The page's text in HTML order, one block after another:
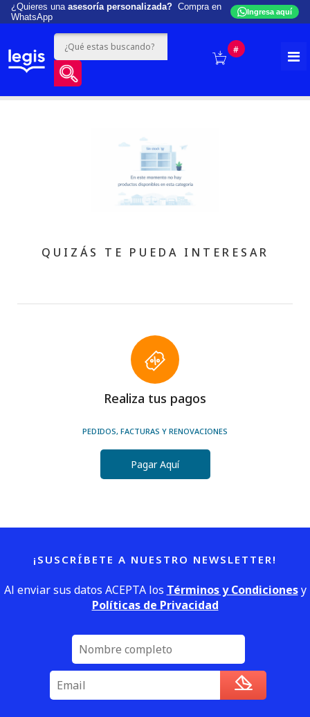
¿Quieres una asesoría personalizada? Compra en
WhatsApp
Ingresa aquí
#
QUIZÁS TE PUEDA INTERESAR
Realiza tus pagos
PEDIDOS, FACTURAS Y RENOVACIONES
Pagar Aquí
¡SUSCRÍBETE A NUESTRO NEWSLETTER!
Al enviar sus datos ACEPTA los Términos y Condicionesy
Políticas de Privacidad